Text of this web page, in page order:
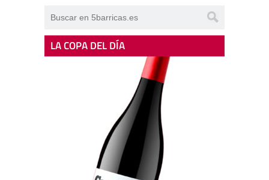
LA COPA DEL DÍA